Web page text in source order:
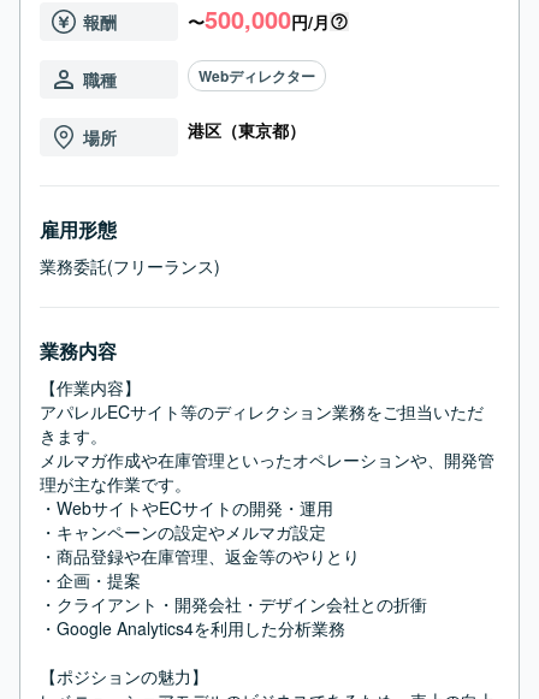
報酬 〜500,000円/月
職種 Webディレクター
場所 港区（東京都）
雇用形態
業務委託(フリーランス)
業務内容
【作業内容】
アパレルECサイト等のディレクション業務をご担当いただ
きます。
メルマガ作成や在庫管理といったオペレーションや、開発管
理が主な作業です。
・WebサイトやECサイトの開発・運用
・キャンペーンの設定やメルマガ設定
・商品登録や在庫管理、返金等のやりとり
・企画・提案
・クライアント・開発会社・デザイン会社との折衝
・Google Analytics4を利用した分析業務
【ポジションの魅力】